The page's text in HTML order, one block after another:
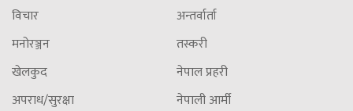
विचार
मनोरञ्जन
खेलकुद
अपराध/सुरक्षा
अन्तर्वार्ता
तस्करी
नेपाल प्रहरी
नेपाली आर्मी